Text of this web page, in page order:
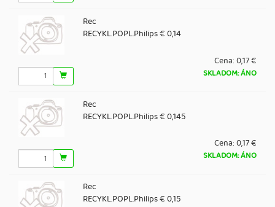
Rec
RECYKL.POPL.Philips € 0,14
Cena:0,17 €
SKLADOM: ÁNO
Rec
RECYKL.POPL.Philips € 0,145
Cena:0,17 €
SKLADOM: ÁNO
Rec
RECYKL.POPL.Philips € 0,15